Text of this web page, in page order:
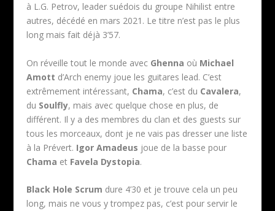
à L.G. Petrov, leader suédois du groupe Nihilist entre
autres, décédé en mars 2021. Le titre n’est pas le plus
long mais fait déjà 3’57.
On réveille tout le monde avec Ghenna où Michael
Amott d’Arch enemy joue les guitares lead. C’est
extrêmement intéressant, Chama, c’est du Cavalera,
du Soulfly, mais avec quelque chose en plus, de
différent. Il y a des membres du clan et des guests sur
tous les morceaux, dont je ne vais pas dresser une liste
à la Prévert. Igor Amadeus joue de la basse pour
Chama et Favela Dystopia.
Black Hole Scrum dure 4’30 et je trouve cela un peu
long, mais ne vous y trompez pas, c’est pour servir le